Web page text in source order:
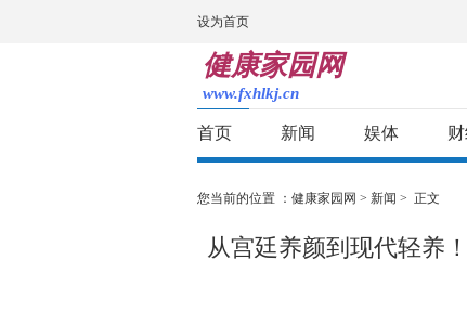
设为首页
健康家园网
www.fxhlkj.cn
首页 新闻 娱体
您当前的位置 ： 健康家园网 > 新闻 > 正文
从宫廷养颜到现代轻养